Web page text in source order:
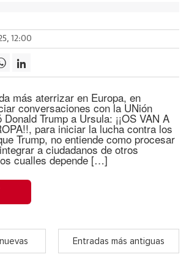
12:00
más aterrizar en Europa, en
conversaciones con la UNión
Trump a Ursula: ¡¡OS VAN A
para iniciar la lucha contra los
Trump, no entiende como procesar
a ciudadanos de otros
cualles depende […]
Entradas más antiguas